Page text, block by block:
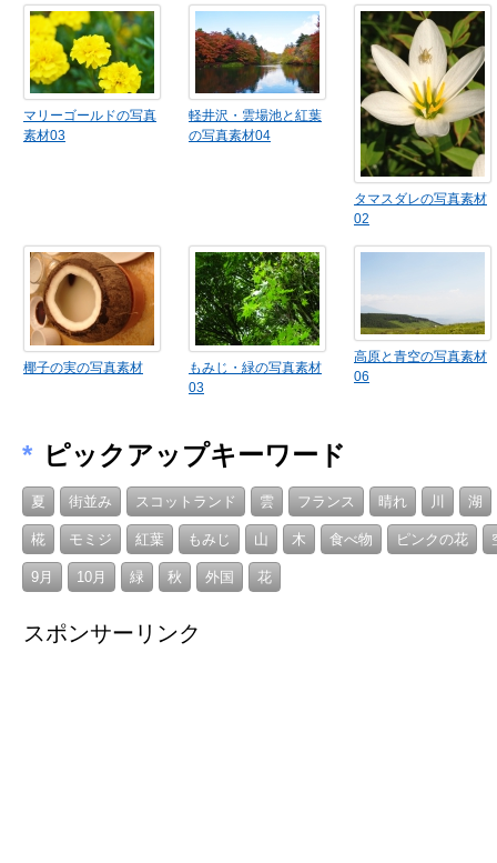
マリーゴールドの写真
素材03
軽井沢・雲場池と紅葉
の写真素材04
タマスダレの写真素材
02
椰子の実の写真素材
もみじ・緑の写真素材
03
高原と青空の写真素材
06
* ピックアップキーワード
夏 街並み スコットランド 雲 フランス 晴れ 川 湖
椛 モミジ 紅葉 もみじ 山 木 食べ物 ピンクの花
9月 10月 緑 秋 外国 花
スポンサーリンク